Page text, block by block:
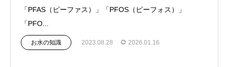
「PFAS（ピーファス）」「PFOS（ピーフォス）」
「PFO...
お水の知識 2023.08.28 2026.01.16